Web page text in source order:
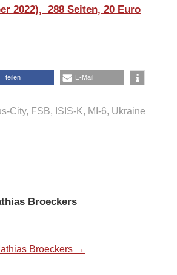
2022), 288 Seiten, 20 Euro
teilen E-Mail
City, FSB, ISIS-K, MI-6, Ukraine
Broeckers
Broeckers →